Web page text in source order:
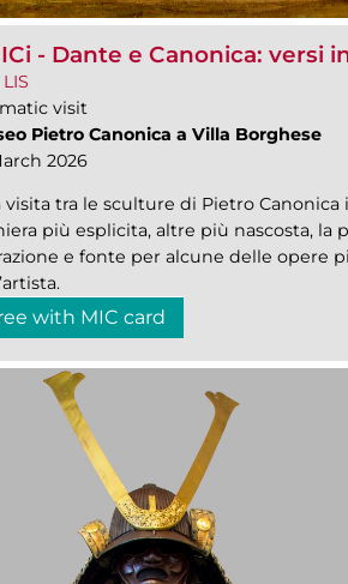
- Dante e Canonica: versi
visit
Pietro Canonica a Villa Borghese
2026
visita tra le sculture di Pietro
più esplicita, altre più nascosta, la
e fonte per alcune delle opere
with MIC card